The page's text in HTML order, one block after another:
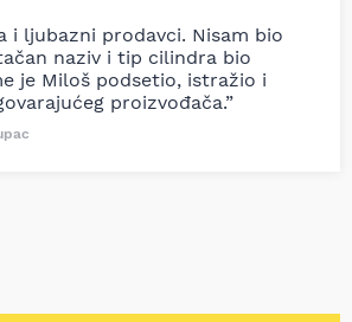
i ljubazni prodavci. Nisam bio
naziv i tip cilindra bio
je Miloš podsetio, istražio i
proizvođača.”